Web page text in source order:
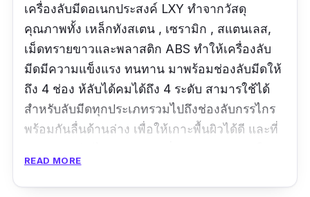
เครื่องลับมีดอเนกประสงค์ LXY ทำจากวัสดุ
คุณภาพทั้ง เหล็กทังสเตน , เซรามิก , สแตนเลส,
เม็ดทรายขาวและพลาสติก ABS ทำให้เครื่องลับ
มีดมีความแข็งแรง ทนทาน มาพร้อมช่องลับมีดให้
ถึง 4 ช่อง ห้ลับได้คมได้ถึง 4 ระดับ สามารใช้ได้
สำหรับลับมีดทุกประเภทรวมไปถึงช่องลับกรรไกร
พร้อมกันลื่นด้านล่าง เพื่อให้เกาะพื้นผิวได้ดี และที่
การใช้งาน ช่วยให้ประหยัดเวลาในการลับมีดได้
ด้วยค่ะ
READ MORE